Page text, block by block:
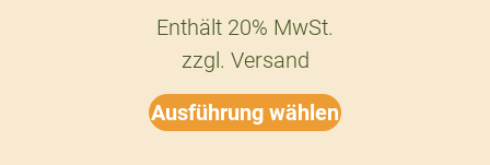
Enthält 20% MwSt.
zzgl. Versand
Ausführung wählen